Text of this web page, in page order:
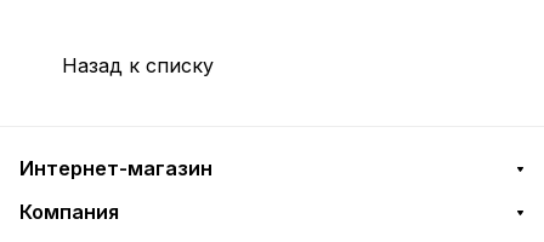
Назад к списку
Интернет-магазин
Компания